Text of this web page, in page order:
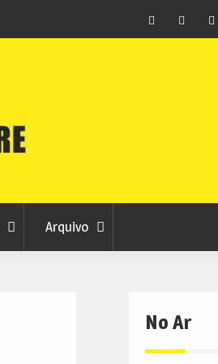
Município de Belmonte alerta
em nome da autarquia
Arquivo
No Ar